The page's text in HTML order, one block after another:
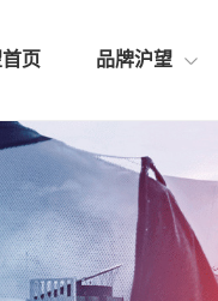
页 品牌沪望